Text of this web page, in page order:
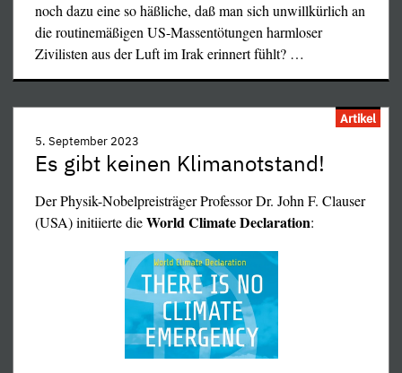
"uneinsichtigen Bauern", die daran Schuld gewesen sein
sollten. Man vergleiche das mit den hysterischen
Regierungsdemonstrationen "gegen rechts", die von
denselben Medien so fairständisvoll gelobhudelt werden –
noch dazu eine so häßliche, daß man sich unwillkürlich an
die routinemäßigen US-Massentötungen harmloser
Zivilisten aus der Luft im Irak erinnert fühlt? …
Artikel
5. September 2023
Es gibt keinen Klimanotstand!
Der Physik-Nobelpreisträger Professor Dr. John F. Clauser
(USA) initiierte dieWorld Climate Declaration: